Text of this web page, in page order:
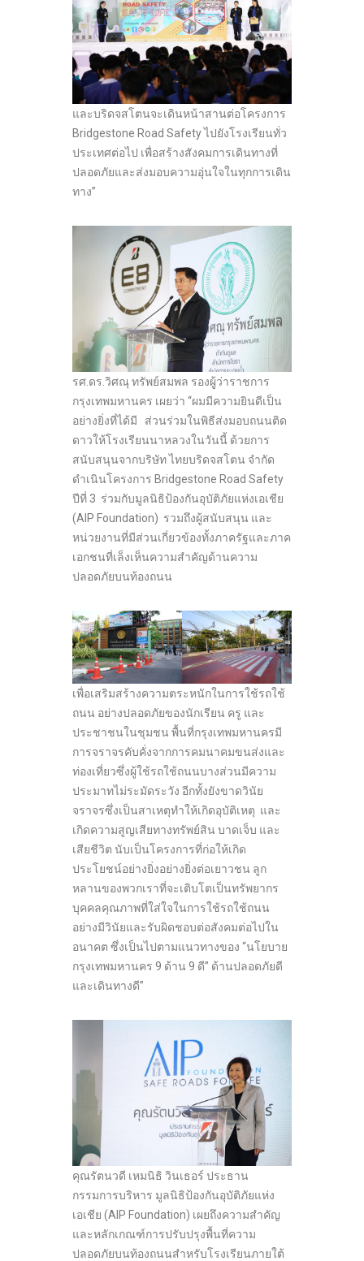
และบริดจสโตนจะเดินหน้าสานต่อโครงการ
Bridgestone Road Safety ไปยังโรงเรียนทั่ว
ประเทศต่อไป เพื่อสร้างสังคมการเดินทางที่
ปลอดภัยและส่งมอบความอุ่นใจในทุกการเดิน
ทาง”
รศ.ดร.วิศณุ ทรัพย์สมพล รองผูู้ว่าราชการ
กรุงเทพมหานคร เผยว่า “ผมมีความยินดีเป็น
อย่างยิ่งที่ได้มี ส่วนร่วมในพิธีส่งมอบถนนติด
ดาวให้โรงเรียนนาหลวงในวันนี้ ด้วยการ
สนับสนุนจากบริษัท ไทยบริดจสโตน จำกัด
ดำเนินโครงการ Bridgestone Road Safety
ปีที่ 3 ร่วมกับมูลนิธิป้องกันอุบัติภัยแห่งเอเชีย
(AIP Foundation) รวมถึงผู้สนับสนุน และ
หน่วยงานที่มีส่วนเกี่ยวข้องทั้งภาครัฐและภาค
เอกชนที่เล็งเห็นความสำคัญด้านความ
ปลอดภัยบนท้องถนน
เพื่อเสริมสร้างความตระหนักในการใช้รถใช้
ถนน อย่างปลอดภัยของนักเรียน ครู และ
ประชาชนในชุมชน พื้นที่กรุงเทพมหานครมี
การจราจรคับคั่งจากการคมนาคมขนส่งและ
ท่องเที่ยวซึ่งผู้ใช้รถใช้ถนนบางส่วนมีความ
ประมาทไม่ระมัดระวัง อีกทั้งยังขาดวินัย
จราจรซึ่งเป็นสาเหตุทำให้เกิดอุบัติเหตุ และ
เกิดความสูญเสียทางทรัพย์สิน บาดเจ็บ และ
เสียชีวิต นับเป็นโครงการที่ก่อให้เกิด
ประโยชน์อย่างยิ่งอย่างยิ่งต่อเยาวชน ลูก
หลานของพวกเราที่จะเติบโตเป็นทรัพยากร
บุคคลคุณภาพที่ใส่ใจในการใช้รถใช้ถนน
อย่างมีวินัยและรับผิดชอบต่อสังคมต่อไปใน
อนาคต ซึ่งเป็นไปตามแนวทางของ “นโยบาย
กรุงเทพมหานคร 9 ด้าน 9 ดี” ด้านปลอดภัยดี
และเดินทางดี”
คุณรัตนวดี เหมนิธิ วินเธอร์ ประธาน
กรรมการบริหาร มูลนิธิป้องกันอุบัติภัยแห่ง
เอเชีย (AIP Foundation) เผยถึงความสำคัญ
และหลักเกณฑ์การปรับปรุงพื้นที่ความ
ปลอดภัยบนท้องถนนสำหรับโรงเรียนภายใต้